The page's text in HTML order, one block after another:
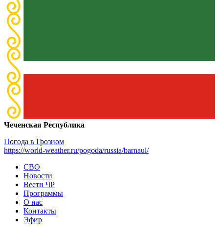
Чеченская Республика
Погода в Грозном
https://world-weather.ru/pogoda/russia/barnaul/
СВО
Новости
Вести ЧР
Программы
О нас
Контакты
Эфир